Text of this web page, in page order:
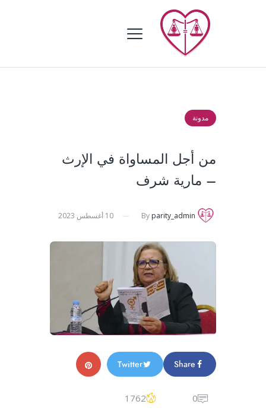
مدونة
من أجل المساواة في الإرث
– مارية شرف
By parity_admin
Share
Twitter
0
1762